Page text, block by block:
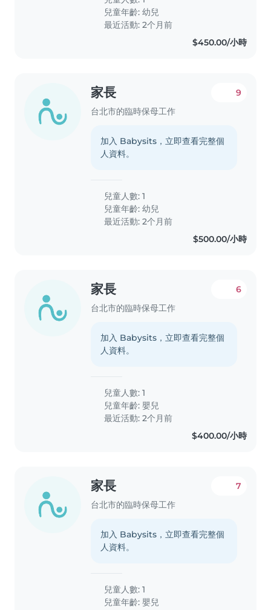
兒童年齡:幼兒
最近活動: 2个月前
$450.00/小時
家長
台北市的臨時保母工作
9
加入 Babysits，立即查看完整個
人資料。
兒童人數: 1
兒童年齡:幼兒
最近活動: 2个月前
$500.00/小時
家長
台北市的臨時保母工作
6
加入 Babysits，立即查看完整個
人資料。
兒童人數: 1
兒童年齡:嬰兒
最近活動: 2个月前
$400.00/小時
家長
台北市的臨時保母工作
7
加入 Babysits，立即查看完整個
人資料。
兒童人數: 1
兒童年齡:嬰兒